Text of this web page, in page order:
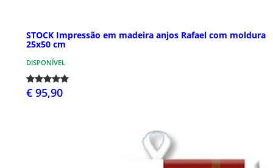
STOCK Impressão em madeira anjos Rafael com moldura
25x50 cm
DISPONÍVEL
€ 95,90